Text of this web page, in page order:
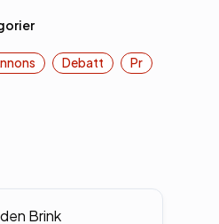
Debatt
Pr